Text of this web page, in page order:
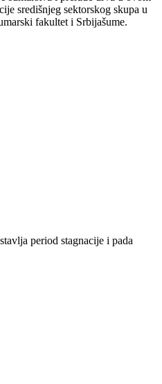
središnjeg sektorskog skupa u
fakultet i Srbijašume.
period stagnacije i pada